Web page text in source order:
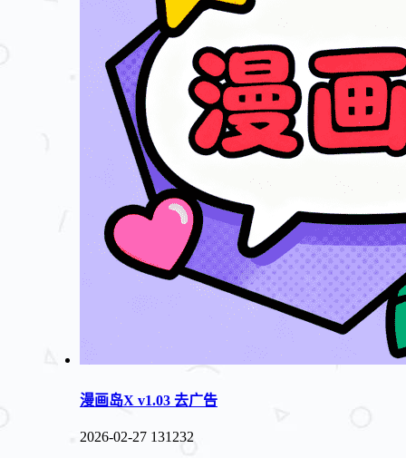
漫画岛X v1.03 去广告
2026-02-27 131232